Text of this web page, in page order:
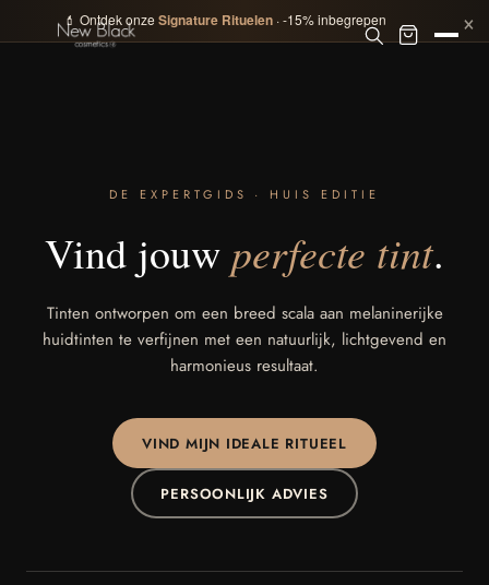
💄 Ontdek onze Signature Rituelen· -15% inbegrepen ×
DE EXPERTGIDS · HUIS EDITIE
Vind jouw perfecte tint.
Tinten ontworpen om een breed scala aan melaninerijke
huidtinten te verfijnen met een natuurlijk, lichtgevend en
harmonieus resultaat.
VIND MIJN IDEALE RITUEEL
PERSOONLIJK ADVIES